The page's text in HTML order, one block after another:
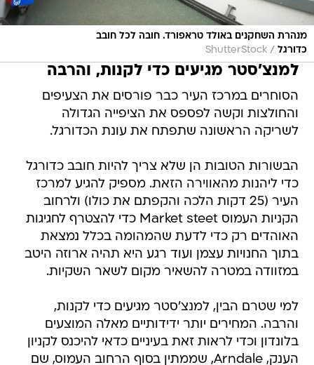
מנהרת השחקנים באולד טראפורד. חובה לכל חובב
כדורגל /
ShutterStock
למנצ'סטר מגיעים כדי לקנות, והרבה
הסוחרים במרכז העיר כבר פורסים את הצעיפים
והחולצות וקשה לפספס את הציפייה הגדולה
לשריקה הראשונה שתפתח את עונת הכדורגל.
הבשורות הטובות הן שלא צריך להיות חובב כדורגל
כדי ליהנות מהאווירה הזאת. מספיק להגיע למרכז
העיר (25 דקות הלכה והקפתם את כולו) ולרחוב
הקניות העמוס Market steet כדי להצטרף לחגיגות
האוהדים רק כדי לדעת שהמהומה בכלל נמצאת
בתוך החנויות עצמן ועוד רגע היא תהיה ארוזה היטב
במזוודה במטרה להשאיר מקום לשאר השקיות.
למי שטרם הבין, למנצ'סטר מגיעים כדי לקנות,
והרבה. המחירים יותר ידידותיים מאלה המוצעים
בלונדון וכדי לראות זאת בעיניים כדאי להיכנס לקניון
הענק, Arndale, שממתין בסוף הרחוב העמוס, שם